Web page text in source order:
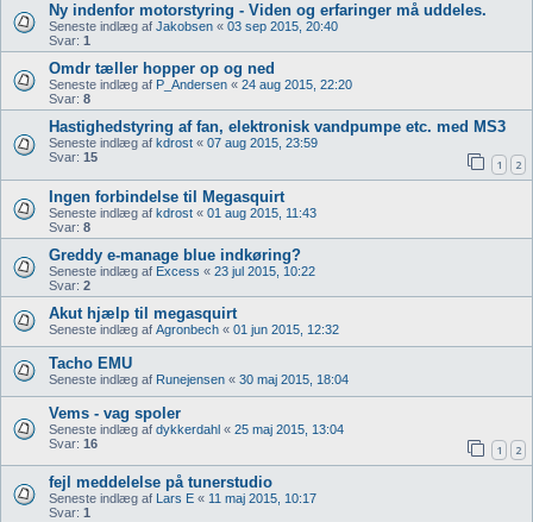
Ny indenfor motorstyring - Viden og erfaringer må uddeles.
Seneste indlæg af Jakobsen « 03 sep 2015, 20:40
Svar: 1
Omdr tæller hopper op og ned
Seneste indlæg af P_Andersen « 24 aug 2015, 22:20
Svar: 8
Hastighedstyring af fan, elektronisk vandpumpe etc. med MS3
Seneste indlæg af kdrost « 07 aug 2015, 23:59
Svar: 15 1 2
Ingen forbindelse til Megasquirt
Seneste indlæg af kdrost « 01 aug 2015, 11:43
Svar: 8
Greddy e-manage blue indkøring?
Seneste indlæg af Excess « 23 jul 2015, 10:22
Svar: 2
Akut hjælp til megasquirt
Seneste indlæg af Agronbech « 01 jun 2015, 12:32
Tacho EMU
Seneste indlæg af Runejensen « 30 maj 2015, 18:04
Vems - vag spoler
Seneste indlæg af dykkerdahl « 25 maj 2015, 13:04
Svar: 16 1 2
fejl meddelelse på tunerstudio
Seneste indlæg af Lars E « 11 maj 2015, 10:17
Svar: 1